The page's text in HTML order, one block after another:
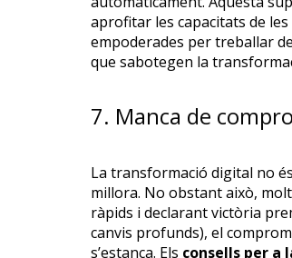
aprofitar les capacitats de
empoderades per treballar
que sabotegen la
7. Manca de
La transformació digital no
millora. No obstant això,
ràpids i declarant victòria
canvis profunds), el
s’estanca. Els consells per